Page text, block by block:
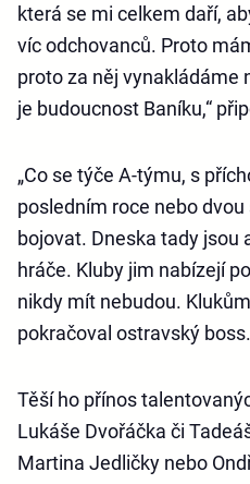
která se mi celkem daří,
víc odchovanců. Proto
proto za něj vynakládáme
je budoucnost Baníku,“
„Co se týče A-týmu, s
posledním roce nebo
bojovat. Dneska tady jsou
hráče. Kluby jim nabízejí
nikdy mít nebudou.
pokračoval ostravský boss.
Těší ho přínos
Lukáše Dvořáčka či
Martina Jedličky nebo